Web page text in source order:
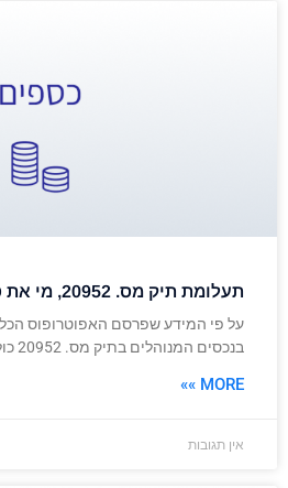
תעלומת תיק מס. 20952, מי את סלי אברם?
על פי המידע שפרסם האפוטרופוס
בנכסים המנוהלים בתיק מס. 20952 כוללת
MORE »»
אין תגובות